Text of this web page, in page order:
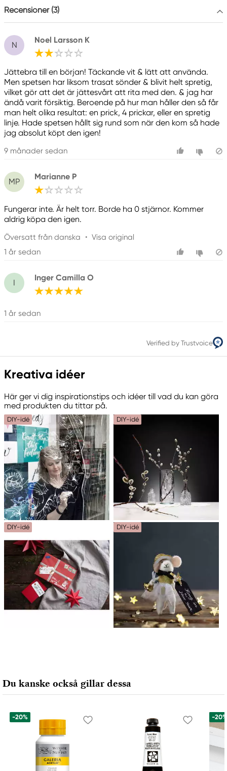
Recensioner (3)
N
Noel Larsson K
Jättebra till en början! Täckande vit & lätt att använda.
Men spetsen har liksom trasat sönder & blivit helt spretig,
vilket gör att det är jättesvårt att rita med den. & jag har
ändå varit försiktig. Beroende på hur man håller den så får
man helt olika resultat: en prick, 4 prickar, eller en spretig
linje. Hade spetsen hållt sig rund som när den kom så hade
jag absolut köpt den igen!
9 månader sedan
MP
Marianne P
Fungerar inte. Är helt torr. Borde ha 0 stjärnor. Kommer
aldrig köpa den igen.
Översatt från danska • Visa original
1 år sedan
I
Inger Camilla O
1 år sedan
Verified by Trustvoice
Kreativa idéer
Här ger vi dig inspirationstips och idéer till vad du kan göra
med produkten du tittar på.
DIY-idé DIY-idé
DIY-idé DIY-idé
Du kanske också gillar dessa
-20% -